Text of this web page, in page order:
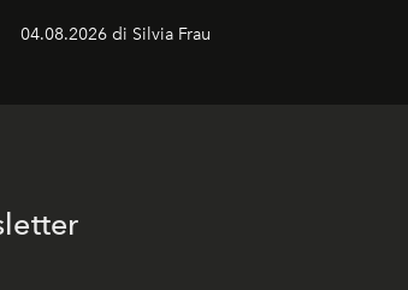
04.08.2026 di Silvia Frau